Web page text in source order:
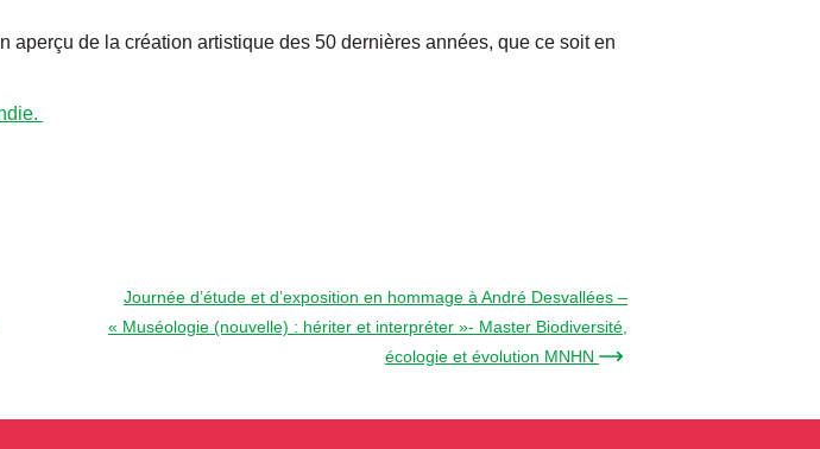
de la création artistique des 50 dernières années, que ce soit en
Journée d’étude et d’exposition en hommage à André Desvallées –
« Muséologie (nouvelle) : hériter et interpréter »- Master Biodiversité,
écologie et évolution MNHN →